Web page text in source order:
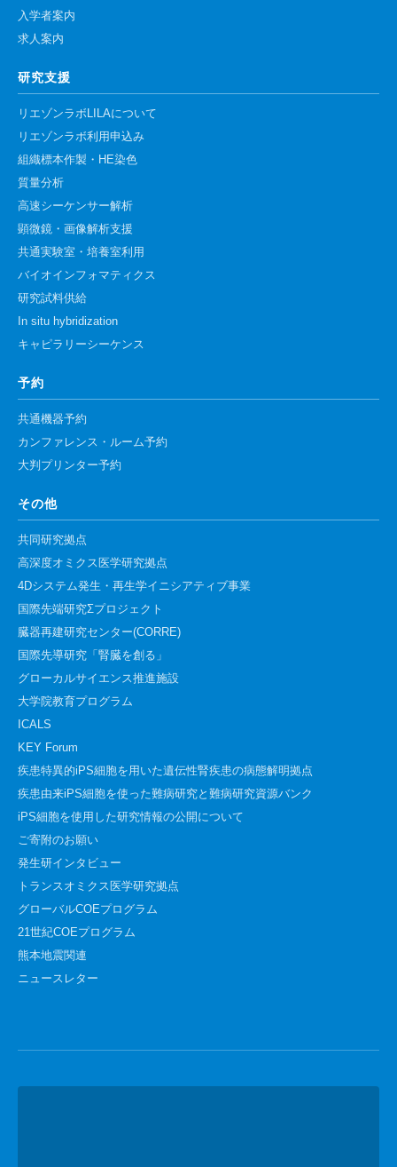
入学者案内
求人案内
研究支援
リエゾンラボLILAについて
リエゾンラボ利用申込み
組織標本作製・HE染色
質量分析
高速シーケンサー解析
顕微鏡・画像解析支援
共通実験室・培養室利用
バイオインフォマティクス
研究試料供給
In situ hybridization
キャピラリーシーケンス
予約
共通機器予約
カンファレンス・ルーム予約
大判プリンター予約
その他
共同研究拠点
高深度オミクス医学研究拠点
4Dシステム発生・再生学イニシアティブ事業
国際先端研究Σプロジェクト
臓器再建研究センター(CORRE)
国際先導研究「腎臓を創る」
グローカルサイエンス推進施設
大学院教育プログラム
ICALS
KEY Forum
疾患特異的iPS細胞を用いた遺伝性腎疾患の病態解明拠点
疾患由来iPS細胞を使った難病研究と難病研究資源バンク
iPS細胞を使用した研究情報の公開について
ご寄附のお願い
発生研インタビュー
トランスオミクス医学研究拠点
グローバルCOEプログラム
21世紀COEプログラム
熊本地震関連
ニュースレター